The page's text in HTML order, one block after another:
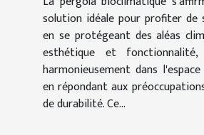
jardin
solution idéale pour profiter
en se protégeant des aléas
esthétique et
harmonieusement dans
en répondant aux
de durabilité. Ce...